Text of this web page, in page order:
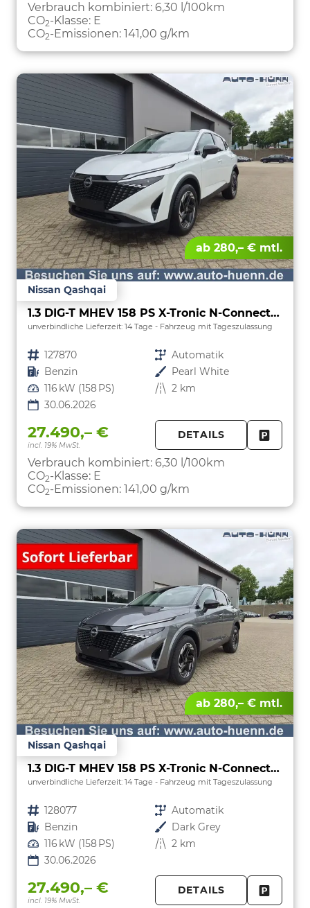
Verbrauch kombiniert: 6,30 l/100km
CO2-Klasse: E
CO2-Emissionen: 141,00 g/km
ab 280,– € mtl.
Nissan Qashqai
1.3 DIG-T MHEV 158 PS X-Tronic N-Connecta Teil-Leder PanoGlasdach Klimaautomatik Sitzheizung Lenkradheizung Navi ACC PDC v+h 360°Kamera DAB Bluetooth Touchscreen Apple CarPlay Android Auto 18"LM
unverbindliche Lieferzeit: 14 Tage Fahrzeug mit Tageszulassung
Fahrzeugnr. 127870 Getriebe Automatik
Kraftstoff Benzin Außenfarbe Pearl White
Leistung 116 kW (158 PS) Kilometerstand 2 km
30.06.2026
27.490,– €
incl. 19% MwSt.
DETAILS
Verbrauch kombiniert: 6,30 l/100km
CO2-Klasse: E
CO2-Emissionen: 141,00 g/km
ab 280,– € mtl.
Nissan Qashqai
1.3 DIG-T MHEV 158 PS X-Tronic N-Connecta Teil-Leder PanoGlasdach Klimaautomatik Sitzheizung Lenkradheizung Navi ACC PDC v+h 360°Kamera DAB Bluetooth Touchscreen Apple CarPlay Android Auto 18"LM
unverbindliche Lieferzeit: 14 Tage Fahrzeug mit Tageszulassung
Fahrzeugnr. 128077 Getriebe Automatik
Kraftstoff Benzin Außenfarbe Dark Grey
Leistung 116 kW (158 PS) Kilometerstand 2 km
30.06.2026
27.490,– €
incl. 19% MwSt.
DETAILS